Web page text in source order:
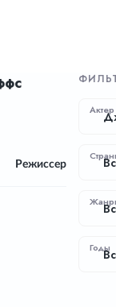
Режиссер
Актер
Годы